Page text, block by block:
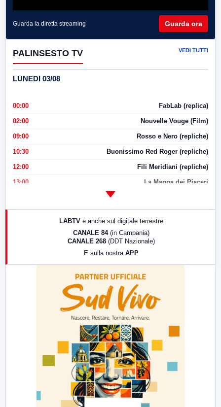
Guarda la diretta streaming Guarda ora
PALINSESTO TV VEDI TUTTI
LUNEDI 03/08
00:00 FabLab (replica)
02:00 Nouvelle Vouge (Film)
09:00 Rosso e Nero (repliche)
10:30 Buonissimo Red Roger (repliche)
12:00 Fili Meridiani (repliche)
13:00 La Mappa dei Piaceri
LABTV e anche sul digitale terrestre
CANALE 84 (in Campania)
CANALE 268 (DDT Nazionale)
E sulla nostra APP